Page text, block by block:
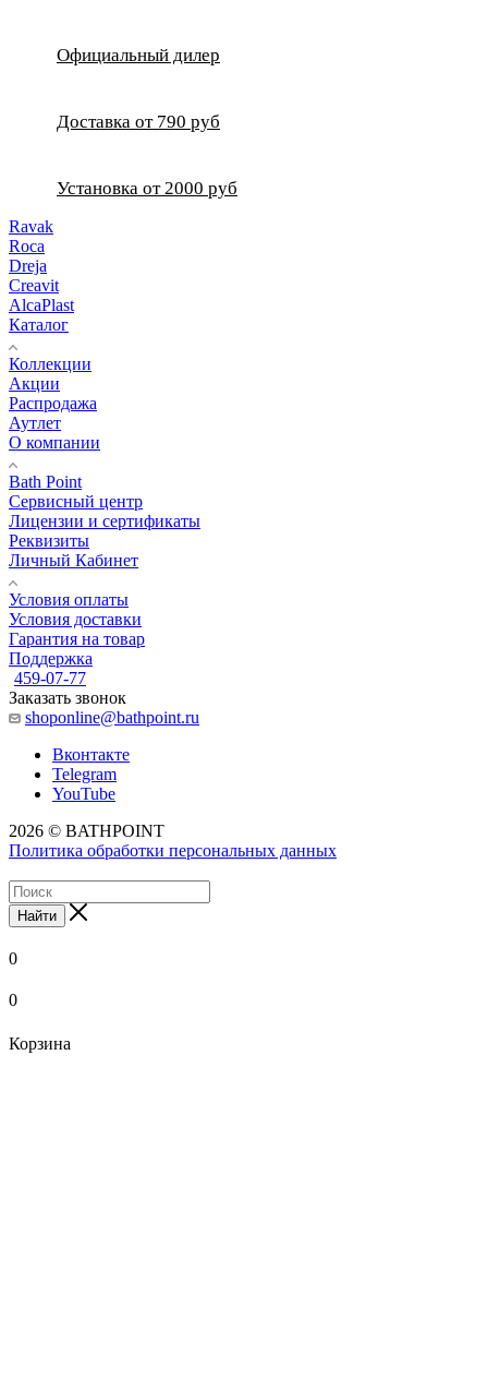
Официальный дилер
Доставка от 790 руб
Установка от 2000 руб
Ravak
Roca
Dreja
Creavit
AlcaPlast
Каталог
Коллекции
Акции
Распродажа
Аутлет
О компании
Bath Point
Сервисный центр
Лицензии и сертификаты
Реквизиты
Личный Кабинет
Условия оплаты
Условия доставки
Гарантия на товар
Поддержка
459-07-77
Заказать звонок
shoponline@bathpoint.ru
Вконтакте
Telegram
YouTube
2026 © BATHPOINT
Политика обработки персональных данных
Найти
0
0
Корзина